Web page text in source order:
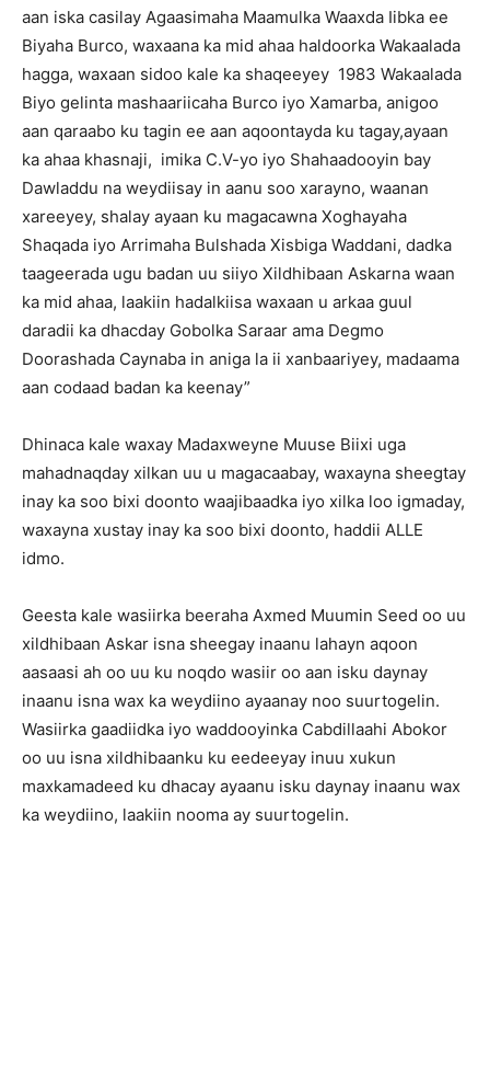
aan iska casilay Agaasimaha Maamulka Waaxda Iibka ee
Biyaha Burco, waxaana ka mid ahaa haldoorka Wakaalada
hagga, waxaan sidoo kale ka shaqeeyey 1983 Wakaalada
Biyo gelinta mashaariicaha Burco iyo Xamarba, anigoo
aan qaraabo ku tagin ee aan aqoontayda ku tagay,ayaan
ka ahaa khasnaji, imika C.V-yo iyo Shahaadooyin bay
Dawladdu na weydiisay in aanu soo xarayno, waanan
xareeyey, shalay ayaan ku magacawna Xoghayaha
Shaqada iyo Arrimaha Bulshada Xisbiga Waddani, dadka
taageerada ugu badan uu siiyo Xildhibaan Askarna waan
ka mid ahaa, laakiin hadalkiisa waxaan u arkaa guul
daradii ka dhacday Gobolka Saraar ama Degmo
Doorashada Caynaba in aniga la ii xanbaariyey, madaama
aan codaad badan ka keenay”
Dhinaca kale waxay Madaxweyne Muuse Biixi uga
mahadnaqday xilkan uu u magacaabay, waxayna sheegtay
inay ka soo bixi doonto waajibaadka iyo xilka loo igmaday,
waxayna xustay inay ka soo bixi doonto, haddii ALLE
idmo.
Geesta kale wasiirka beeraha Axmed Muumin Seed oo uu
xildhibaan Askar isna sheegay inaanu lahayn aqoon
aasaasi ah oo uu ku noqdo wasiir oo aan isku daynay
inaanu isna wax ka weydiino ayaanay noo suurtogelin.
Wasiirka gaadiidka iyo waddooyinka Cabdillaahi Abokor
oo uu isna xildhibaanku ku eedeeyay inuu xukun
maxkamadeed ku dhacay ayaanu isku daynay inaanu wax
ka weydiino, laakiin nooma ay suurtogelin.